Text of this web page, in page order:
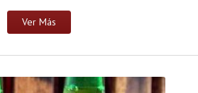
Ver Más